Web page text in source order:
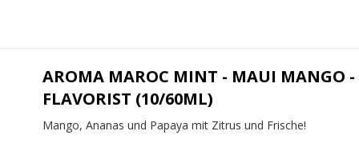
AROMA MAROC MINT - MAUI MANGO -
FLAVORIST (10/60ML)
Mango, Ananas und Papaya mit Zitrus und Frische!